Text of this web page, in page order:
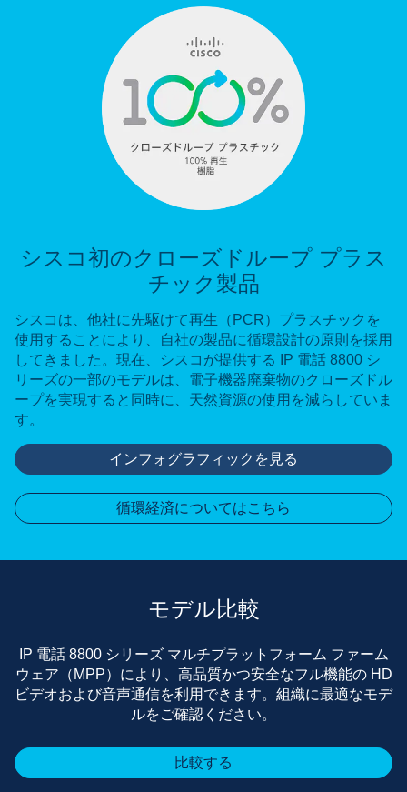
シスコ初のクローズドループ プラス
チック製品
シスコは、他社に先駆けて再生（PCR）プラスチックを
使用することにより、自社の製品に循環設計の原則を採用
してきました。現在、シスコが提供する IP 電話 8800 シ
リーズの一部のモデルは、電子機器廃棄物のクローズドル
ープを実現すると同時に、天然資源の使用を減らしていま
す。
インフォグラフィックを見る
循環経済についてはこちら
モデル比較
IP 電話 8800 シリーズ マルチプラットフォーム ファーム
ウェア（MPP）により、高品質かつ安全なフル機能の HD
ビデオおよび音声通信を利用できます。組織に最適なモデ
ルをご確認ください。
比較する